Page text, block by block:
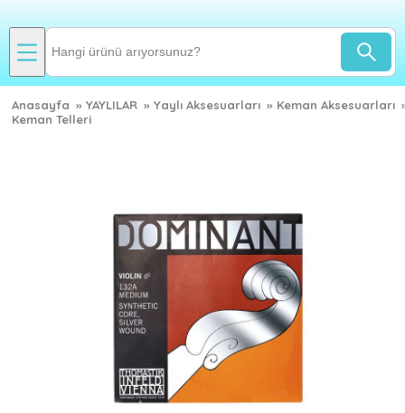
Anasayfa » YAYLILAR » Yaylı Aksesuarları » Keman Aksesuarları
Keman Telleri